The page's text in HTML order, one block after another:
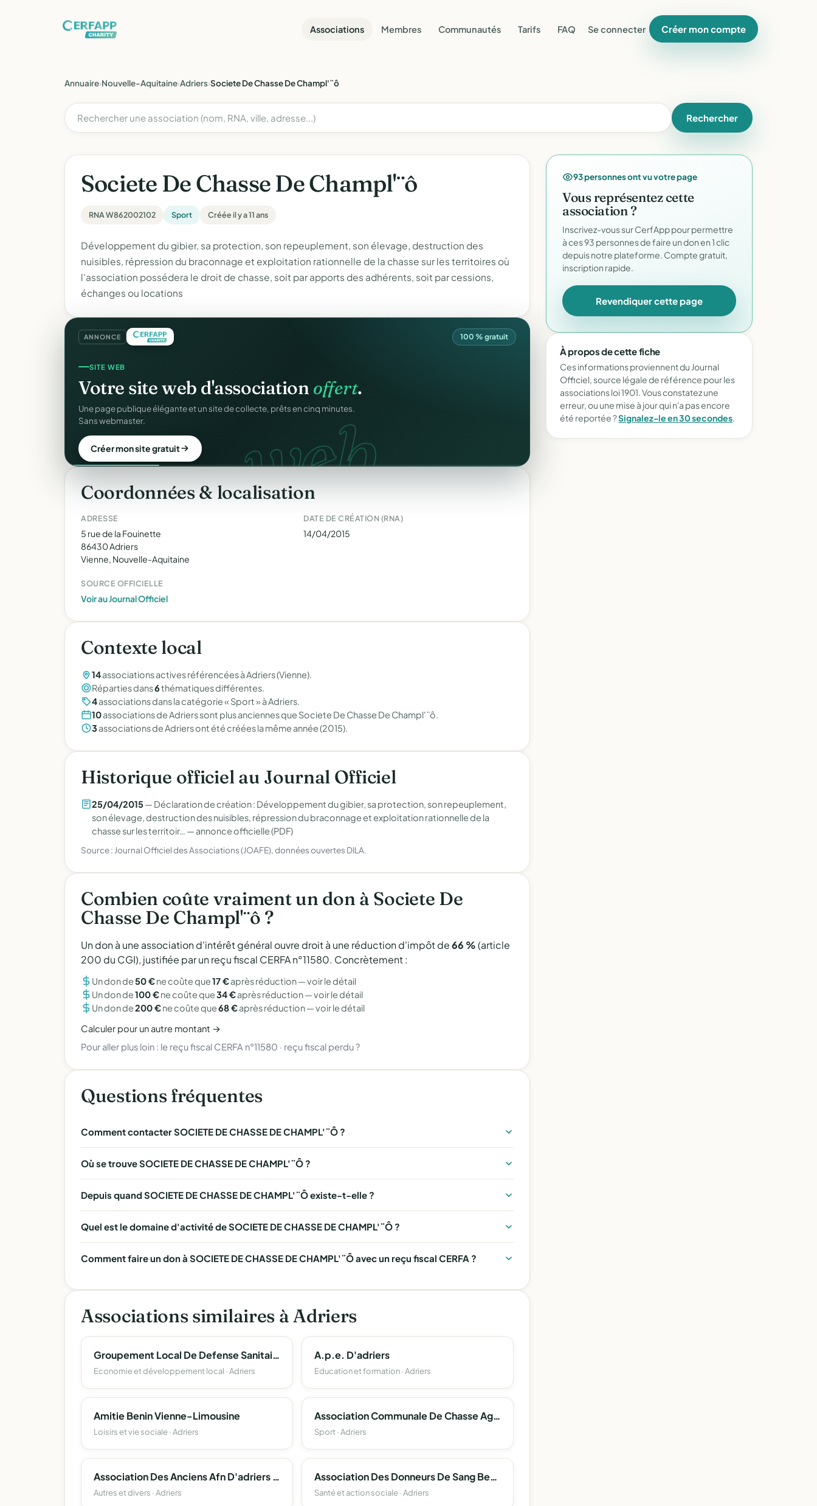
Associations Membres Communautés Tarifs FAQ Se connecter Créer mon compte
Annuaire›Nouvelle-Aquitaine›Adriers›Societe De Chasse De Champl'¨ô
Rechercher
Societe De Chasse De Champl'¨ô
RNA W862002102 Sport Créée il y a 11 ans
Développement du gibier, sa protection, son repeuplement, son élevage, destruction des
nuisibles, répression du braconnage et exploitation rationnelle de la chasse sur les territoires où
l'association possédera le droit de chasse, soit par apports des adhérents, soit par cessions,
échanges ou locations
ANNONCE 100 % gratuit
web.
SITE WEB
Votre site web d'association offert.
Une page publique élégante et un site de collecte, prêts en cinq minutes.
Sans webmaster.
Créer mon site gratuit
Coordonnées & localisation
ADRESSE
5 rue de la Fouinette
86430 Adriers
Vienne, Nouvelle-Aquitaine
DATE DE CRÉATION (RNA)
14/04/2015
SOURCE OFFICIELLE
Voir au Journal Officiel
Contexte local
14associations actives référencées à Adriers (Vienne).
Réparties dans6thématiques différentes.
4associations dans la catégorie « Sport » à Adriers.
10associations de Adriers sont plus anciennes que Societe De Chasse De Champl'¨ô.
3associations de Adriers ont été créées la même année (2015).
Historique officiel au Journal Officiel
25/04/2015— Déclaration de création : Développement du gibier, sa protection, son repeuplement,
son élevage, destruction des nuisibles, répression du braconnage et exploitation rationnelle de la
chasse sur les territoir… — annonce officielle (PDF)
Source : Journal Officiel des Associations (JOAFE), données ouvertes DILA.
Combien coûte vraiment un don à Societe De
Chasse De Champl'¨ô ?
Un don à une association d'intérêt général ouvre droit à une réduction d'impôt de66 %(article
200 du CGI), justifiée par un reçu fiscal CERFA n°11580. Concrètement :
Un don de50 €ne coûte que17 €après réduction —voir le détail
Un don de100 €ne coûte que34 €après réduction —voir le détail
Un don de200 €ne coûte que68 €après réduction —voir le détail
Calculer pour un autre montant →
Pour aller plus loin : le reçu fiscal CERFA n°11580 · reçu fiscal perdu ?
Questions fréquentes
Comment contacter SOCIETE DE CHASSE DE CHAMPL'¨Ô ?
Où se trouve SOCIETE DE CHASSE DE CHAMPL'¨Ô ?
Depuis quand SOCIETE DE CHASSE DE CHAMPL'¨Ô existe-t-elle ?
Quel est le domaine d'activité de SOCIETE DE CHASSE DE CHAMPL'¨Ô ?
Comment faire un don à SOCIETE DE CHASSE DE CHAMPL'¨Ô avec un reçu fiscal CERFA ?
Associations similaires à Adriers
Groupement Local De Defense Sanitaire Du Betail D'adriers - Mouterre Sur Blourde
Economie et développement local · Adriers
A.p.e. D'adriers
Education et formation · Adriers
Amitie Benin Vienne-Limousine
Loisirs et vie sociale · Adriers
Association Communale De Chasse Agreee D'adriers
Sport · Adriers
Association Des Anciens Afn D'adriers - Fnaca
Autres et divers · Adriers
Association Des Donneurs De Sang Benevoles De La Region De Poitiers Section D'adriers.
Santé et action sociale · Adriers
93 personnes ont vu votre page
Vous représentez cette
association ?
Inscrivez-vous sur CerfApp pour permettre
à ces 93 personnes de faire un don en 1 clic
depuis notre plateforme. Compte gratuit,
inscription rapide.
Revendiquer cette page
À propos de cette fiche
Ces informations proviennent du Journal
Officiel, source légale de référence pour les
associations loi 1901. Vous constatez une
erreur, ou une mise à jour qui n'a pas encore
été reportée ?Signalez-le en 30 secondes.